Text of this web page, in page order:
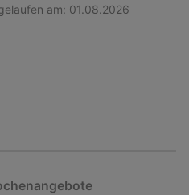
am: 01.08.2026